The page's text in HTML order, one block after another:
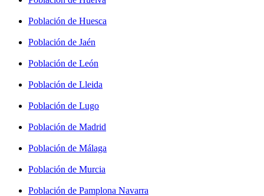
Población de Huesca
Población de Jaén
Población de León
Población de Lleida
Población de Lugo
Población de Madrid
Población de Málaga
Población de Murcia
Población de Pamplona Navarra